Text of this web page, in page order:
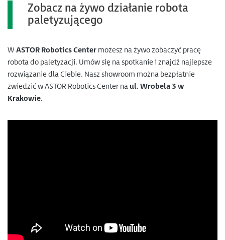
Zobacz na żywo działanie robota
paletyzującego
W ASTOR Robotics Center możesz na żywo zobaczyć pracę
robota do paletyzacji. Umów się na spotkanie i znajdź najlepsze
rozwiązanie dla Ciebie. Nasz showroom można bezpłatnie
zwiedzić w ASTOR Robotics Center na ul. Wrobela 3 w
Krakowie.